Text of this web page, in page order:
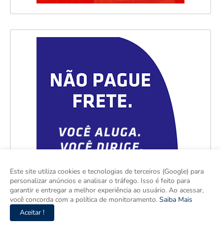
Este site utiliza cookies e tecnologias de terceiros (Google) para
personalizar anúncios e analisar o tráfego. Isso é feito para
garantir e entregar a melhor experiência ao usuário. Ao acessar,
você concorda com a política de monitoramento. Saiba Mais
Aceitar !